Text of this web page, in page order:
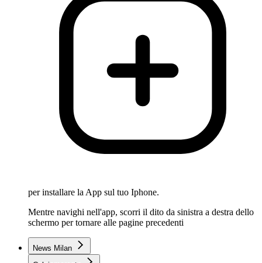
per installare la App sul tuo Iphone.
Mentre navighi nell'app, scorri il dito da sinistra a destra dello
schermo per tornare alle pagine precedenti
News Milan